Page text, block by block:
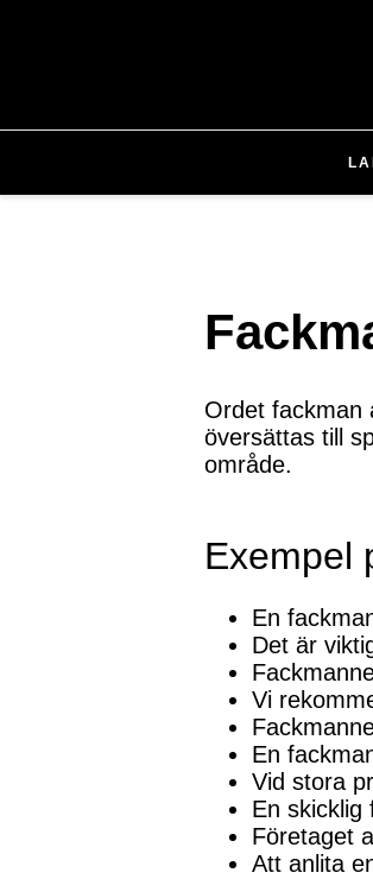
Ordet fackman
översättas till
område.
Exempel
En
Det är
Vi
En
Vid stora
En skicklig
Företaget
Att anlita